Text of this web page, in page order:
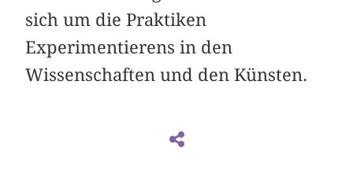
sich um die Praktiken
Experimentierens in den
Wissenschaften und den Künsten.